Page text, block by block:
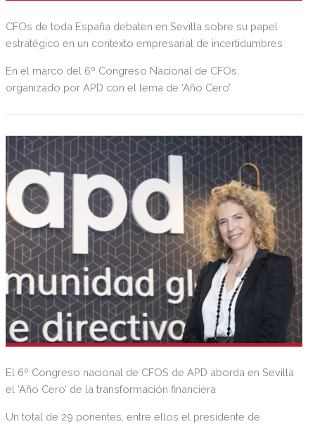
CFOs de toda España debaten en Sevilla sobre su papel
estratégico en un contexto empresarial de incertidumbres
En el marco del 6º Congreso Nacional de CFOs,
organizado por APD con el lema de ‘Año Cero’.
El 6º Congreso nacional de CFOS de APD aborda en Sevilla
el ‘Año Cero’ de la transformación financiera
Un total de 29 ponentes, entre ellos el presidente de